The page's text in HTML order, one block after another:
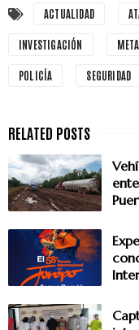
ACTUALIDAD
INVESTIGACIÓN META
POLICÍA SEGURIDAD